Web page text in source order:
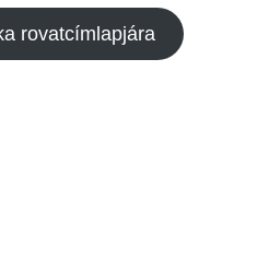
rovatcímlapjára